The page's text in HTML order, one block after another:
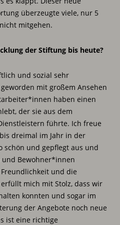
überzeugte viele, nur 5
mitgehen.
der Stiftung bis heute?
und sozial sehr
mit großem Ansehen
haben einen
der sie aus dem
führte. Ich freue
dreimal im Jahr in der
schön und gepflegt aus und
Bewohner*innen
und die
mich mit Stolz, dass wir
konnten und sogar im
der Angebote noch neue
ist eine richtige